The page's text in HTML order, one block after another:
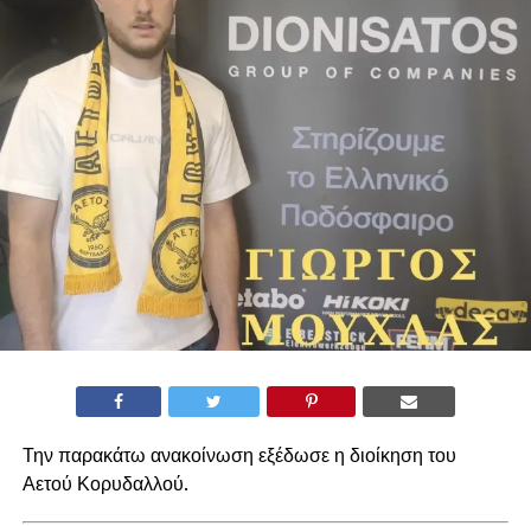
Την παρακάτω ανακοίνωση εξέδωσε η διοίκηση του
Αετού Κορυδαλλού.